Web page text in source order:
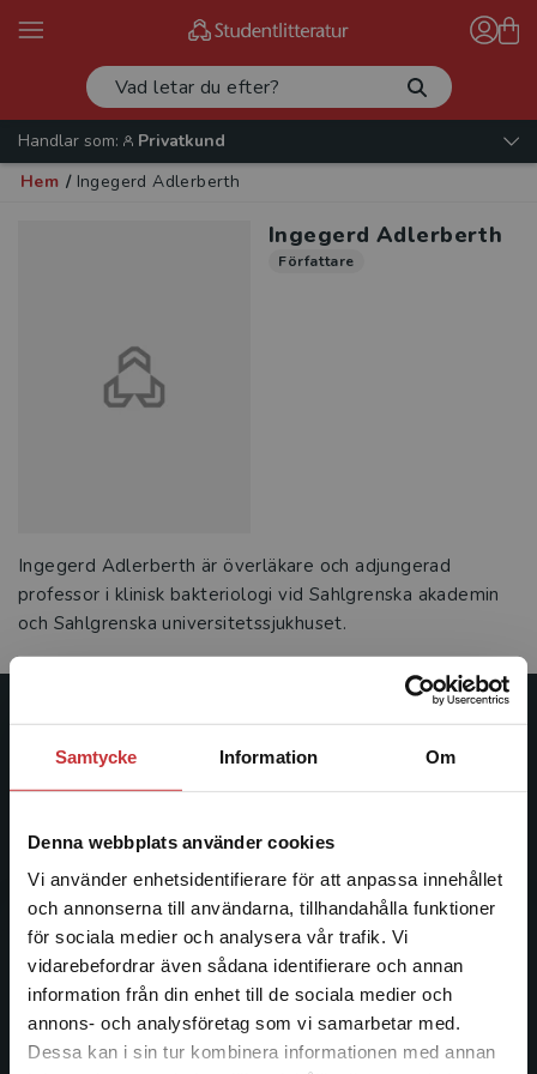
Samtycke Information Om
Denna webbplats använder cookies
Vi använder enhetsidentifierare för att anpassa innehållet
och annonserna till användarna, tillhandahålla funktioner
för sociala medier och analysera vår trafik. Vi
vidarebefordrar även sådana identifierare och annan
information från din enhet till de sociala medier och
annons- och analysföretag som vi samarbetar med.
Dessa kan i sin tur kombinera informationen med annan
Begränsad fraktregion
Handlar som:
Privatkund
Hem / Ingegerd Adlerberth
Ingegerd Adlerberth
Författare
Ingegerd Adlerberth är överläkare och adjungerad
professor i klinisk bakteriologi vid Sahlgrenska akademin
och Sahlgrenska universitetssjukhuset.
Studentlitteratur
Studentlitteratur grundades 1963 och är idag Sveriges
facklitteratur, utbildningar och digitala
informationstjänster i utbudet, finns Studentlitteratur med
längs hela kunskapsresan.
Kontakta oss
Kontakta oss